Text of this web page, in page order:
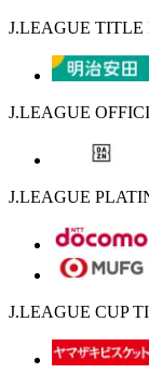
J.LEAGUE TITLE
J.LEAGUE
J.LEAGUE
J.LEAGUE CUP